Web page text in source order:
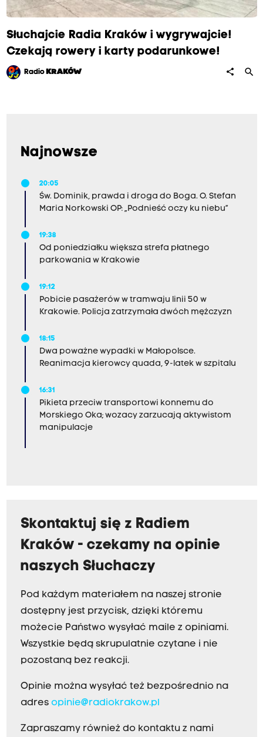
Słuchajcie Radia Kraków i wygrywajcie!
Czekają rowery i karty podarunkowe!
Radio KRAKÓW share search
Najnowsze
20:05
Św. Dominik, prawda i droga do Boga. O. Stefan
Maria Norkowski OP: „Podnieść oczy ku niebu”
19:38
Od poniedziałku większa strefa płatnego
parkowania w Krakowie
19:12
Pobicie pasażerów w tramwaju linii 50 w
Krakowie. Policja zatrzymała dwóch mężczyzn
18:15
Dwa poważne wypadki w Małopolsce.
Reanimacja kierowcy quada, 9-latek w szpitalu
16:31
Pikieta przeciw transportowi konnemu do
Morskiego Oka; wozacy zarzucają aktywistom
manipulacje
Skontaktuj się z Radiem
Kraków - czekamy na opinie
naszych Słuchaczy
Pod każdym materiałem na naszej stronie
dostępny jest przycisk, dzięki któremu
możecie Państwo wysyłać maile z opiniami.
Wszystkie będą skrupulatnie czytane i nie
pozostaną bez reakcji.
Opinie można wysyłać też bezpośrednio na
adres opinie@radiokrakow.pl
Zapraszamy również do kontaktu z nami